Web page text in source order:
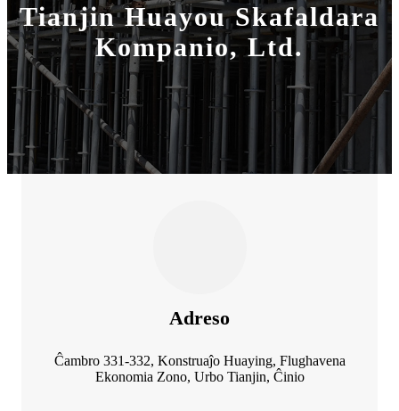
Tianjin Huayou Skafaldara
Kompanio, Ltd.
Adreso
Ĉambro 331-332, Konstruaĵo Huaying, Flughavena
Ekonomia Zono, Urbo Tianjin, Ĉinio